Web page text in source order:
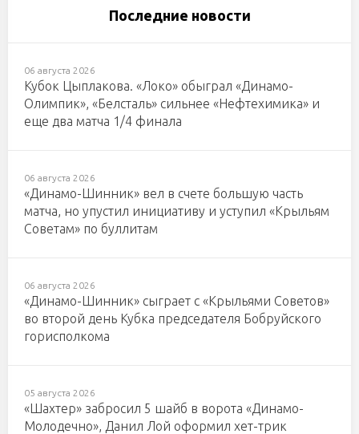
Последние новости
06 августа 2026
Кубок Цыплакова. «Локо» обыграл «Динамо-
Олимпик», «Белсталь» сильнее «Нефтехимика» и
еще два матча 1/4 финала
06 августа 2026
«Динамо-Шинник» вел в счете большую часть
матча, но упустил инициативу и уступил «Крыльям
Советам» по буллитам
06 августа 2026
«Динамо-Шинник» сыграет с «Крыльями Советов»
во второй день Кубка председателя Бобруйского
горисполкома
05 августа 2026
«Шахтер» забросил 5 шайб в ворота «Динамо-
Молодечно», Данил Лой оформил хет-трик